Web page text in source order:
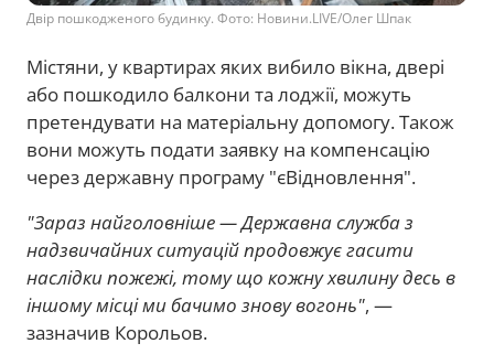
Двір пошкодженого будинку. Фото: Новини.LIVE/Олег Шпак
Містяни, у квартирах яких вибило вікна, двері
або пошкодило балкони та лоджії, можуть
претендувати на матеріальну допомогу. Також
вони можуть подати заявку на компенсацію
через державну програму "єВідновлення".
"Зараз найголовніше — Державна служба з
надзвичайних ситуацій продовжує гасити
наслідки пожежі, тому що кожну хвилину десь в
іншому місці ми бачимо знову вогонь", —
зазначив Корольов.